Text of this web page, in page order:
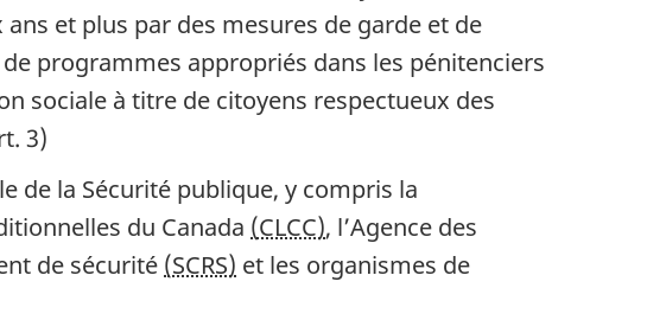
et plus par des mesures de garde et de
programmes appropriés dans les pénitenciers
sociale à titre de citoyens respectueux des
3)
de la Sécurité publique, y compris la
du Canada (CLCC), l’Agence des
de sécurité (SCRS) et les organismes de